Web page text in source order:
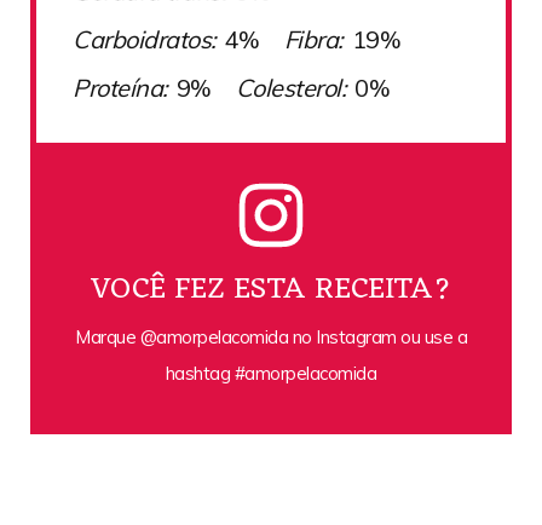
Carboidratos: 4% Fibra: 19%
Proteína: 9% Colesterol: 0%
VOCÊ FEZ ESTA RECEITA?
Marque @amorpelacomida no Instagram ou use a
hashtag #amorpelacomida